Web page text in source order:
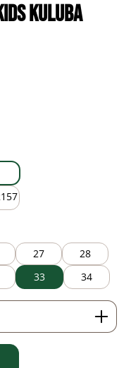
Kuluba
27
28
33 34
amount or